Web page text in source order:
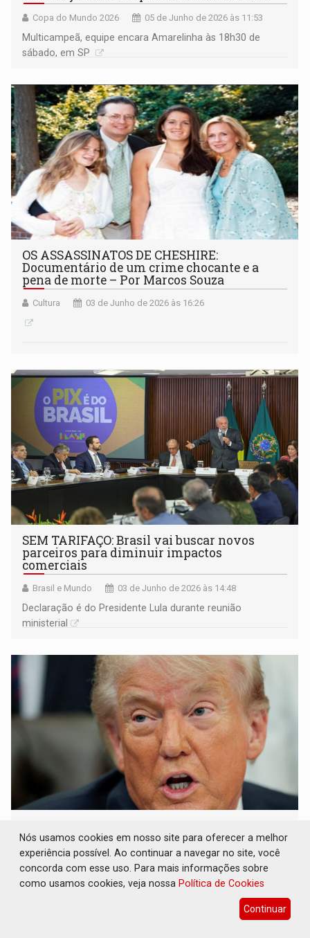
Copa do Mundo 2026 05 de Junho de 2026 às 11:53
Multicampeã, equipe encara Amarelinha às 18h30 de
sábado, em SP
OS ASSASSINATOS DE CHESHIRE:
Documentário de um crime chocante e a
pena de morte – Por Marcos Souza
Cultura 03 de Junho de 2026 às 16:26
SEM TARIFAÇO: Brasil vai buscar novos
parceiros para diminuir impactos
comerciais
Brasil e Mundo 03 de Junho de 2026 às 14:48
Declaração é do Presidente Lula durante reunião
ministerial
Bolsonaro pra punir Brasil
Brasil e Mundo 03 de Junho de 2026 às 08:55
EUA alegam que desmatamento ilegal faz com que
produtos agrícolas disputem mercado global com valores
Nós usamos cookies em nosso site para oferecer a melhor
experiência possível. Ao continuar a navegar no site, você
concorda com esse uso. Para mais informações sobre
como usamos cookies, veja nossa Política de Cookies
Continuar